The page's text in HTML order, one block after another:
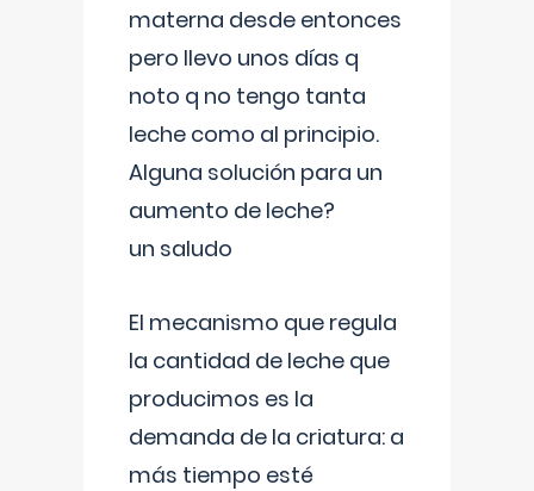
materna desde entonces
pero llevo unos días q
noto q no tengo tanta
leche como al principio.
Alguna solución para un
aumento de leche?
un saludo
El mecanismo que regula
la cantidad de leche que
producimos es la
demanda de la criatura: a
más tiempo esté